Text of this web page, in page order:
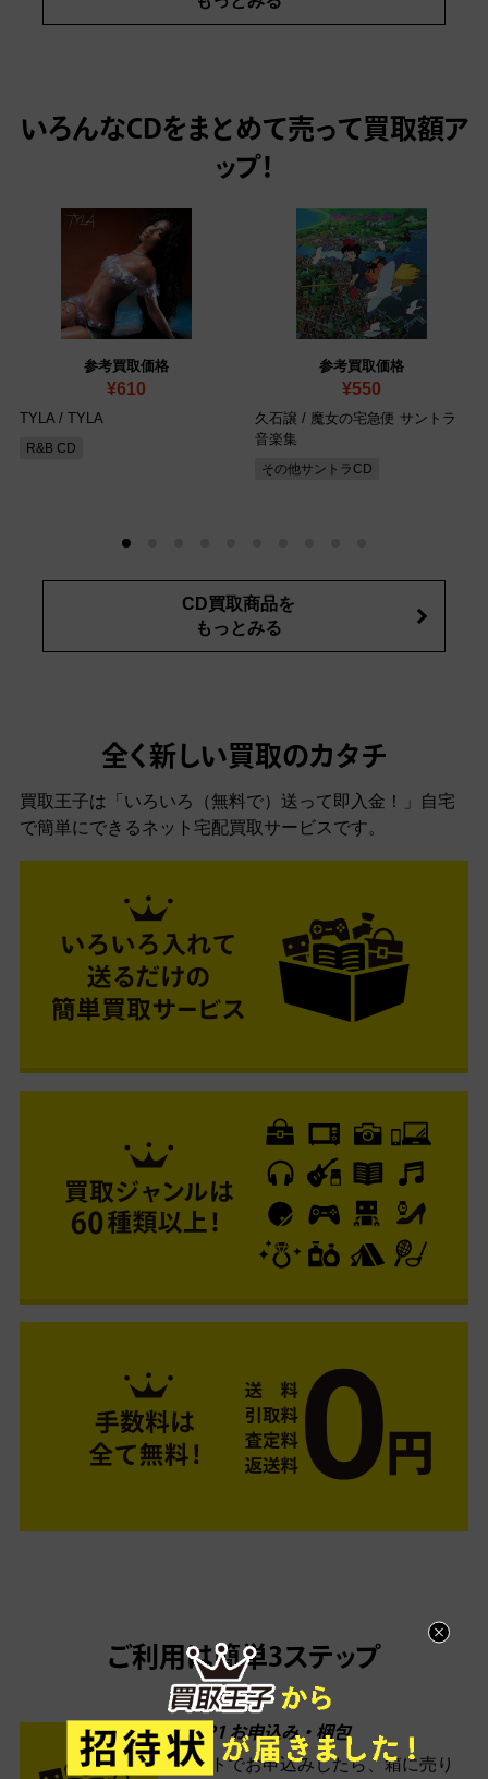
いろんなCDをまとめて売って 買取額ア
ップ！
参考買取価格
¥610
TYLA / TYLA
R&B CD
参考買取価格
¥550
久石譲 / 魔女の宅急便 サントラ
音楽集
その他サントラCD
CD買取商品を
もっとみる
全く新しい買取のカタチ
買取王子は「いろいろ（無料で）送って即入金！」自宅
で簡単にできるネット宅配買取サービスです。
ご利用は簡単3ステップ
- FLOW -
STEP1 お申込み・梱包
ネットでお申込みしたら、箱に売り